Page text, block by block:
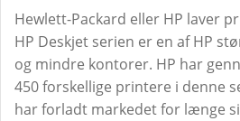
HP Pagewide
HP Photosmart
HP PSC
HP Smart Tank
HP Tango
Hewlett-Packard eller HP laver
HP Deskjet serien er en af HP
og mindre kontorer. HP har
450 forskellige printere i denne
har forladt markedet for længe